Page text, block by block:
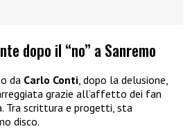
dopo il “no” a Sanremo
da Carlo Conti , dopo la delusione,
grazie all’affetto dei fan
Tra scrittura e progetti, sta
disco.